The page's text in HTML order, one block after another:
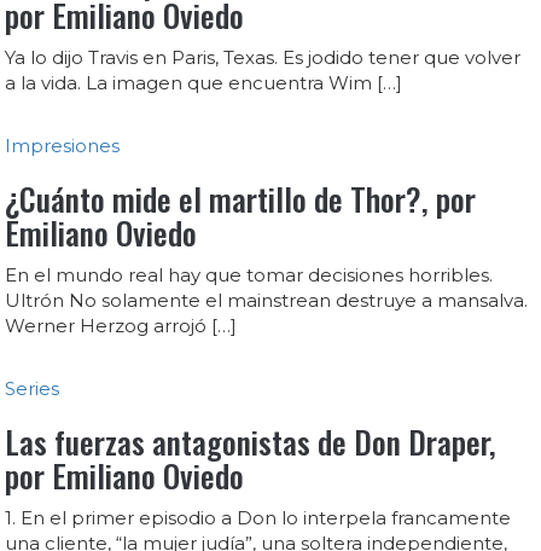
por Emiliano Oviedo
Ya lo dijo Travis en Paris, Texas. Es jodido tener que volver
a la vida. La imagen que encuentra Wim […]
Impresiones
¿Cuánto mide el martillo de Thor?, por
Emiliano Oviedo
En el mundo real hay que tomar decisiones horribles.
Ultrón No solamente el mainstrean destruye a mansalva.
Werner Herzog arrojó […]
Series
Las fuerzas antagonistas de Don Draper,
por Emiliano Oviedo
1. En el primer episodio a Don lo interpela francamente
una cliente, “la mujer judía”, una soltera independiente,